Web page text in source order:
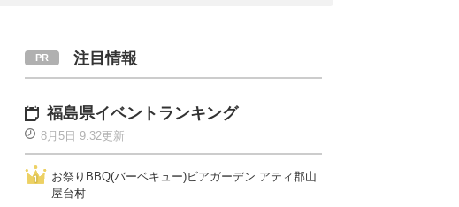
注目情報
福島県イベントランキング
8月5日 9:32更新
お祭りBBQ(バーベキュー)ビアガーデン アティ郡山
屋台村